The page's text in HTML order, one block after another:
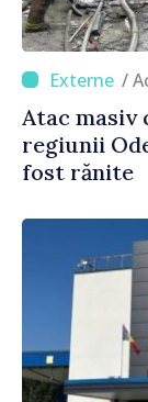
/
Atac masiv
regiunii
fost rănite